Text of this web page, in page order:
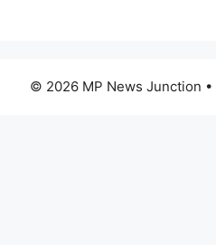
© 2026 MP News Junction